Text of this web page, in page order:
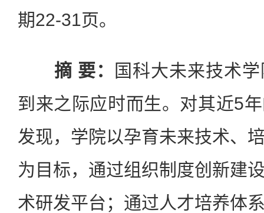
期22-31页。
摘 要：
国科大未来技术
到来之际应时而生。对其近5
发现，学院以孕育未来技术、
为目标，通过组织制度创新建
术研发平台；通过人才培养体